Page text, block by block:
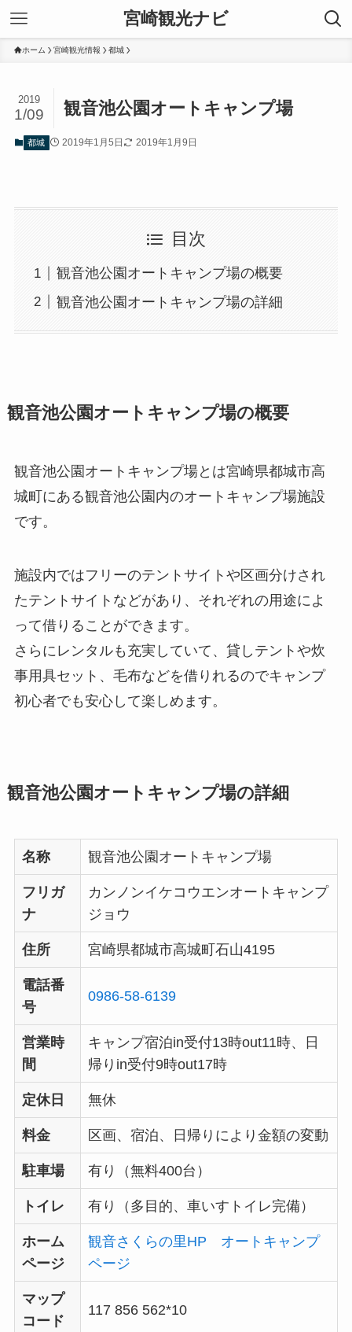
宮崎観光ナビ
ホーム 宮崎観光情報 都城
観音池公園オートキャンプ場
2019
1/09
都城 2019年1月5日 2019年1月9日
目次
観音池公園オートキャンプ場の概要
観音池公園オートキャンプ場の詳細
観音池公園オートキャンプ場の概要
観音池公園オートキャンプ場とは宮崎県都城市高
城町にある観音池公園内のオートキャンプ場施設
です。
施設内ではフリーのテントサイトや区画分けされ
たテントサイトなどがあり、それぞれの用途によ
って借りることができます。
さらにレンタルも充実していて、貸しテントや炊
事用具セット、毛布などを借りれるのでキャンプ
初心者でも安心して楽しめます。
観音池公園オートキャンプ場の詳細
名称 観音池公園オートキャンプ場
フリガ
ナ
カンノンイケコウエンオートキャンプ
ジョウ
住所 宮崎県都城市高城町石山4195
電話番
号
0986-58-6139
営業時
間
キャンプ宿泊in受付13時out11時、日
帰りin受付9時out17時
定休日 無休
料金 区画、宿泊、日帰りにより金額の変動
駐車場 有り（無料400台）
トイレ 有り（多目的、車いすトイレ完備）
ホーム
ページ
観音さくらの里HP オートキャンプ
ページ
マップ
コード
117 856 562*10